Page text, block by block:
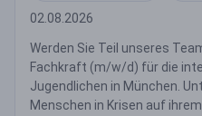
02.08.2026
Werden Sie Teil unseres
Fachkraft (m/w/d) für die
Jugendlichen in München.
Menschen in Krisen auf